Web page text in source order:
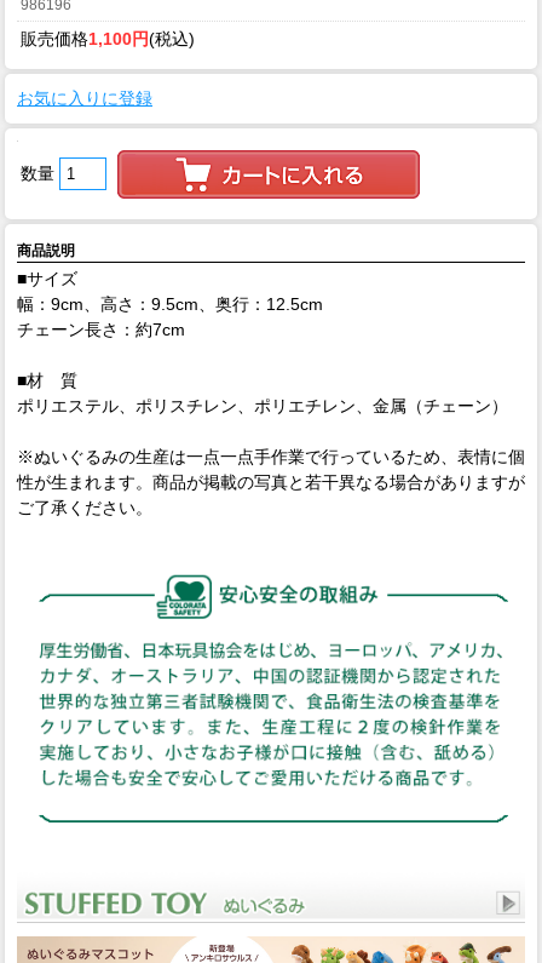
986196
販売価格1,100円(税込)
お気に入りに登録
数量
商品説明
■サイズ
幅：9cm、高さ：9.5cm、奥行：12.5cm
チェーン長さ：約7cm
■材 質
ポリエステル、ポリスチレン、ポリエチレン、金属（チェーン）
※ぬいぐるみの生産は一点一点手作業で行っているため、表情に個
性が生まれます。商品が掲載の写真と若干異なる場合がありますが
ご了承ください。